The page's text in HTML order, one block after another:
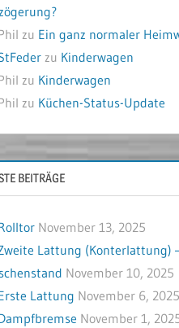
zu Ein ganz normaler
zu Kinderwagen
zu Kinderwagen
zu Küchen-Status-Update
BEITRÄGE
November 13, 2025
Lattung (Konterlattung)
November 10, 2025
Lattung November 6, 2025
November 1,